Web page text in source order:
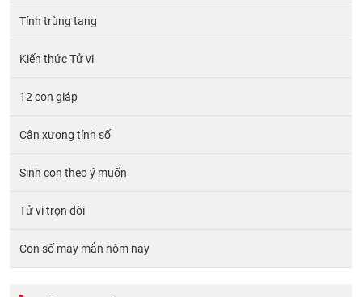
Tính trùng tang
Kiến thức Tử vi
12 con giáp
Cân xương tính số
Sinh con theo ý muốn
Tử vi trọn đời
Con số may mắn hôm nay